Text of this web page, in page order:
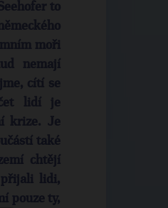
to
moři
nemají
cítí se
lidí je
krize. Je
také
chtějí
přijali lidi,
pouze ty,